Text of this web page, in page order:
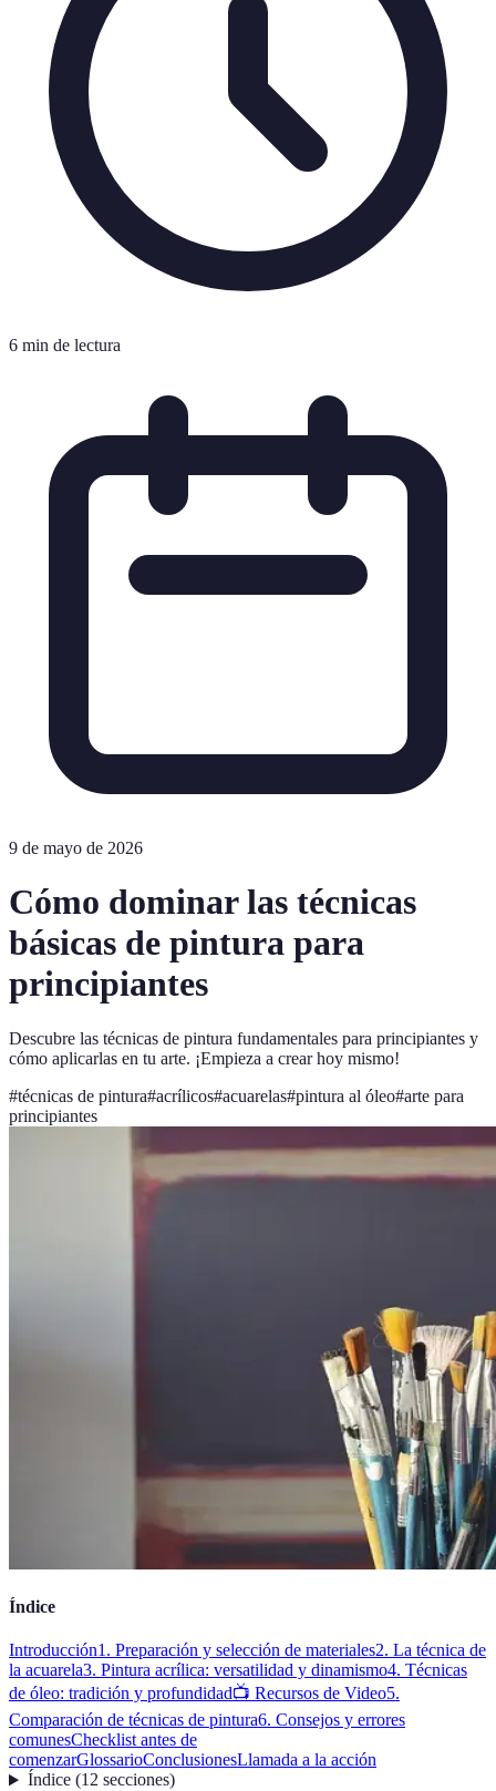
6 min de lectura
9 de mayo de 2026
Cómo dominar las técnicas
básicas de pintura para
principiantes
Descubre las técnicas de pintura fundamentales para principiantes y
cómo aplicarlas en tu arte. ¡Empieza a crear hoy mismo!
#técnicas de pintura#acrílicos#acuarelas#pintura al óleo#arte para
principiantes
Índice
Introducción1. Preparación y selección de materiales2. La técnica de
la acuarela3. Pintura acrílica: versatilidad y dinamismo4. Técnicas
de óleo: tradición y profundidad📺 Recursos de Video5.
Comparación de técnicas de pintura6. Consejos y errores
comunesChecklist antes de
comenzarGlossarioConclusionesLlamada a la acción
Índice(12 secciones)